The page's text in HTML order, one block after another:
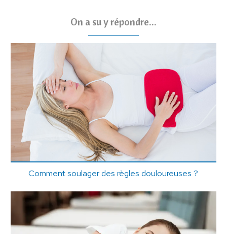
On a su y répondre...
Comment soulager des règles douloureuses ?